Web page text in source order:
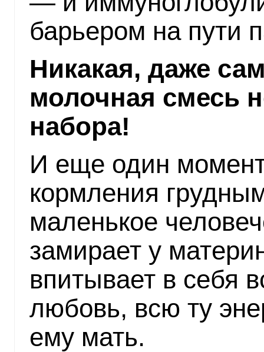
барьером на пути
Никакая, даже
молочная смесь
набора!
И еще один
кормления
маленькое
замирает у
впитывает в себя
любовь, всю ту
ему мать.